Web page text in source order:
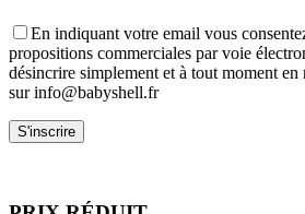
En indiquant votre email vous
propositions commerciales par voie
désincrire simplement et à tout moment en
sur info@babyshell.fr